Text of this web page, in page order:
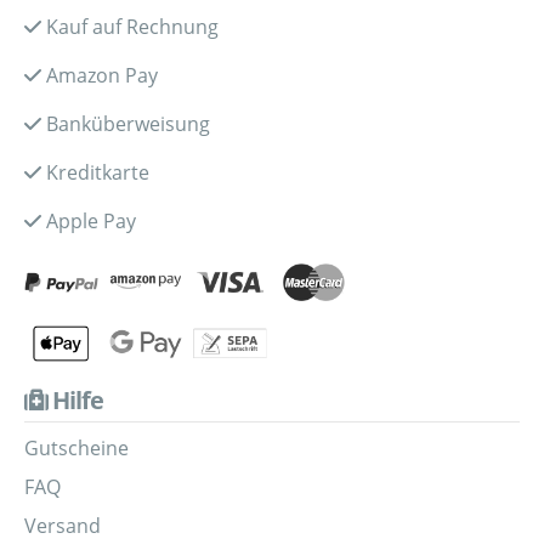
Kauf auf Rechnung
Amazon Pay
Banküberweisung
Kreditkarte
Apple Pay
Hilfe
Gutscheine
FAQ
Versand